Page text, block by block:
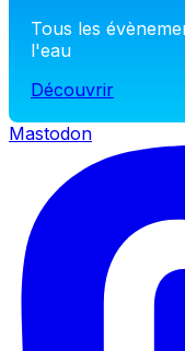
Tous les
l'eau
Découvrir
Mastodon